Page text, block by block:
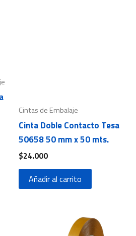
Cintas de Embalaje
Cinta Doble Contacto Tesa
50658 50 mm x 50 mts.
$24.000
Añadir al carrito